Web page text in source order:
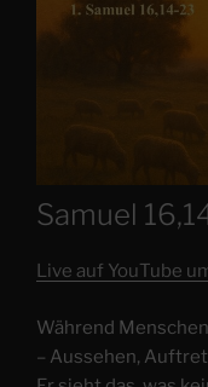
Samuel
Live auf YouTube
Während
– Aussehen,